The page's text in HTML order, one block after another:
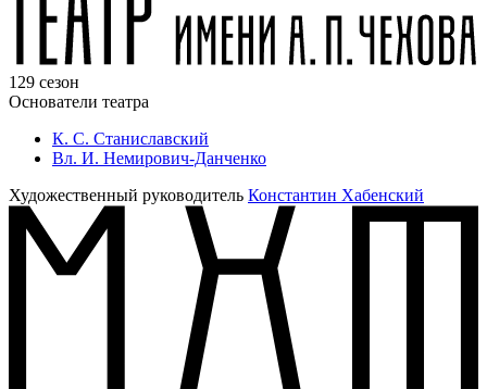
129 сезон
Основатели театра
К. С. Станиславский
Вл. И. Немирович-Данченко
Художественный руководитель Константин Хабенский